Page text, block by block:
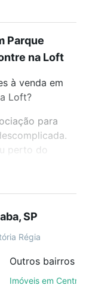
Parque
na Loft
à venda em
Loft?
para
perto do
venda em
conquistar
e você
e
SP
Régia
Outros bairros
Imóveis em Centro